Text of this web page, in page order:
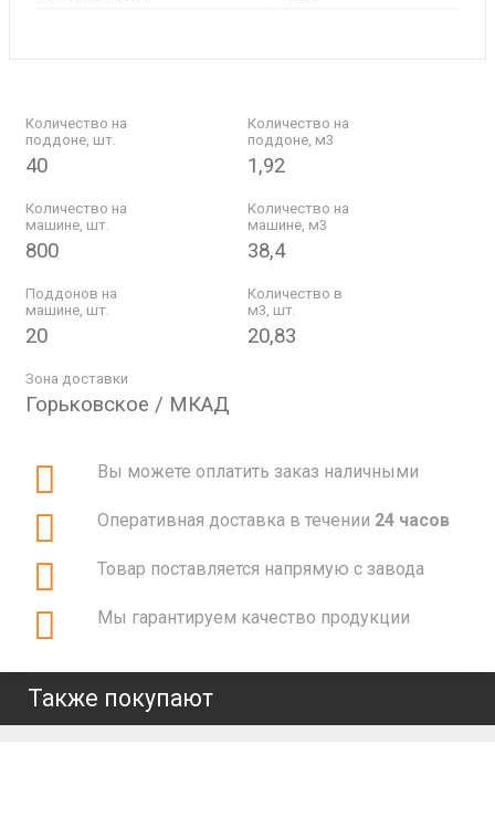
Количество на
поддоне, шт.
40
Количество на
поддоне, м3
1,92
Количество на
машине, шт.
800
Количество на
машине, м3
38,4
Поддонов на
машине, шт.
20
Количество в
м3, шт.
20,83
Зона доставки
Горьковское / МКАД
Вы можете оплатить заказ наличными
Оперативная доставка в течении 24 часов
Товар поставляется напрямую с завода
Мы гарантируем качество продукции
Также покупают